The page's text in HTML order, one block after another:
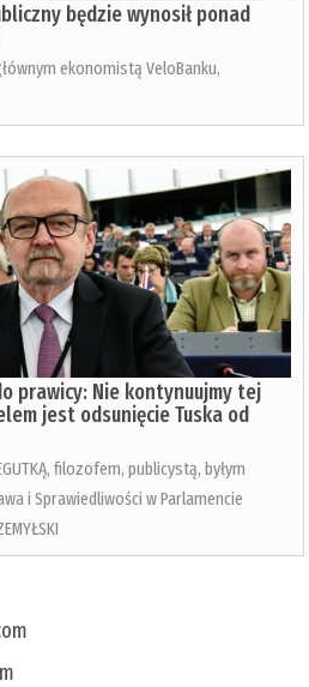
będzie wynosił ponad
głównym ekonomistą VeloBanku,
prawicy: Nie kontynuujmy tej
jest odsunięcie Tuska od
filozofem, publicystą, byłym
i Sprawiedliwości w Parlamencie